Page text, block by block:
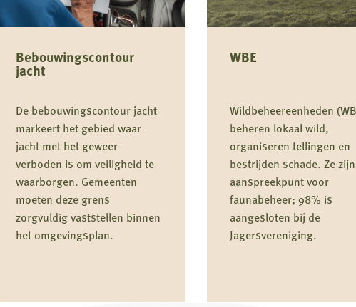
Bebouwingscontour
jacht
De bebouwingscontour jacht
markeert het gebied waar
jacht met het geweer
verboden is om veiligheid te
waarborgen. Gemeenten
moeten deze grens
zorgvuldig vaststellen binnen
het omgevingsplan.
WBE
Wildbeheereenheden
beheren lokaal wild,
organiseren tellingen en
bestrijden schade. Ze zijn
aanspreekpunt voor
faunabeheer; 98% is
aangesloten bij de
Jagersvereniging.